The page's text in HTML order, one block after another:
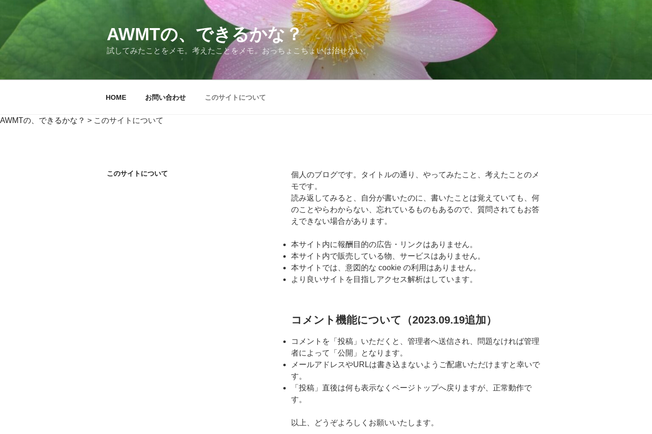
ン
ツ
AWMTの、できるかな？
試してみたことをメモ。考えたことをメモ。おっちょこちょいは治せない。
HOME お問い合わせ このサイトについて
AWMTの、できるかな？ > このサイトについて
このサイトについて
個人のブログです。タイトルの通り、やってみたこと、考えたことのメ
モです。
読み返してみると、自分が書いたのに、書いたことは覚えていても、何
のことやらわからない、忘れているものもあるので、質問されてもお答
えできない場合があります。
本サイト内に報酬目的の広告・リンクはありません。
本サイト内で販売している物、サービスはありません。
本サイトでは、意図的な cookie の利用はありません。
より良いサイトを目指しアクセス解析はしています。
コメント機能について（2023.09.19追加）
コメントを「投稿」いただくと、管理者へ送信され、問題なければ管理
者によって「公開」となります。
メールアドレスやURLは書き込まないようご配慮いただけますと幸いで
す。
「投稿」直後は何も表示なくページトップへ戻りますが、正常動作で
す。
以上、どうぞよろしくお願いいたします。